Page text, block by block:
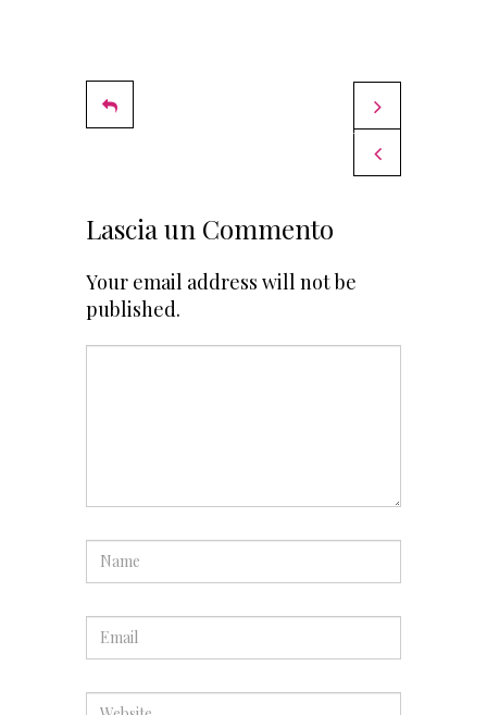
Antonio Catania
Raffaella Corsi
Tony Sperandeo
Raffaella Corsi
COMMENTI
Lascia un Commento
Your email address will not be
published.